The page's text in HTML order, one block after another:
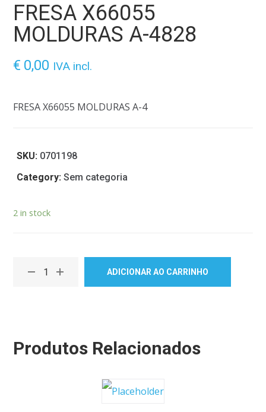
FRESA X66055
MOLDURAS A-4828
€ 0,00 IVA incl.
FRESA X66055 MOLDURAS A-4
SKU: 0701198
Category:Sem categoria
2 in stock
ADICIONAR AO CARRINHO
Produtos Relacionados